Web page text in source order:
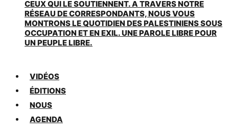
CEUX QUI LE SOUTIENNENT. A TRAVERS NOTRE
RÉSEAU DE CORRESPONDANTS, NOUS VOUS
MONTRONS LE QUOTIDIEN DES PALESTINIENS SOUS
OCCUPATION ET EN EXIL. UNE PAROLE LIBRE POUR
UN PEUPLE LIBRE.
VIDÉOS
ÉDITIONS
NOUS
AGENDA